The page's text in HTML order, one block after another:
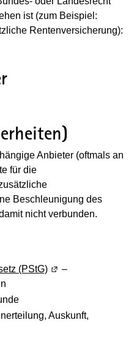
ist (zum Beispiel:
Rentenversicherung):
Anbieter (oftmals an
für die
Beschleunigung des
nicht verbunden.
(PStG) (Wird in einem
–
Auskunft,